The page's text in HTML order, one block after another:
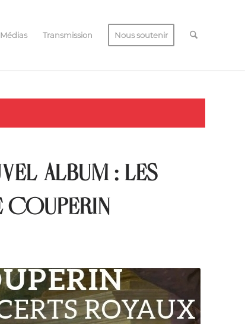
Médias Transmission Nous soutenir
ALBUM : LES